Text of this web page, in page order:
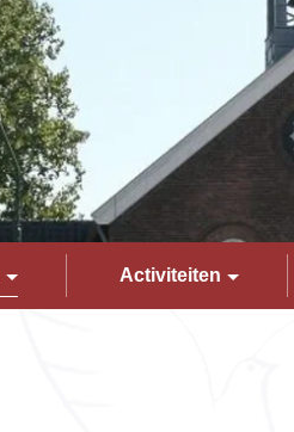
Activiteiten